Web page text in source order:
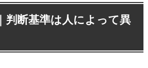
判断基準は人によって異